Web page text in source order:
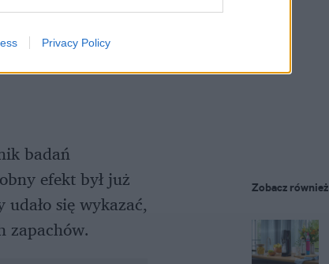
Privacy Policy
badań
efekt był już
się wykazać,
zapachów.
Zobacz również